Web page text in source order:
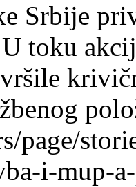
Srbije
toku
page/
i-mup-